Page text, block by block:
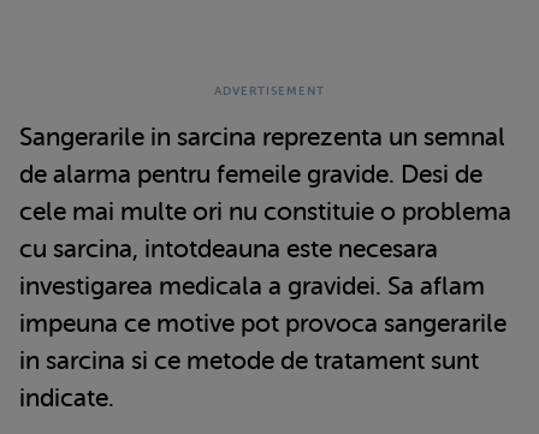
Sangerarile in sarcina reprezenta un semnal
de alarma pentru femeile gravide. Desi de
cele mai multe ori nu constituie o problema
cu sarcina, intotdeauna este necesara
investigarea medicala a gravidei. Sa aflam
impeuna ce motive pot provoca sangerarile
in sarcina si ce metode de tratament sunt
indicate.